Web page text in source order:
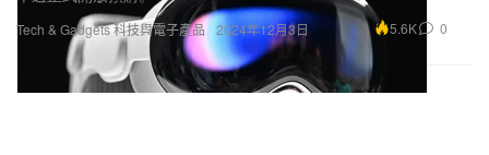
Tech & Gadgets 科技與電子產品 2024年12月3日 5.6K 0